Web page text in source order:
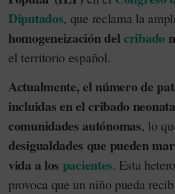
Diputados, que reclama la
homogeneización delcribado
el territorio español.
Actualmente, el número de
incluidas en el cribado
comunidades autónomas, lo
desigualdades que pueden
vida a los pacientes. Esta
provoca que un niño pueda